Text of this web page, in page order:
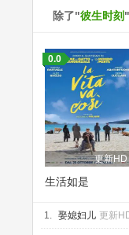
除了"彼生时刻
更新HD
0.0
生活如是
1. 娶媳妇儿 更新